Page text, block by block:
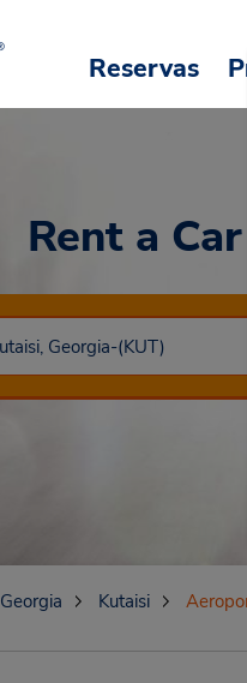
Reservas
Rent a Car
Georgia Kutaisi